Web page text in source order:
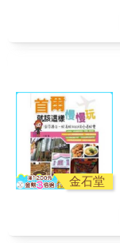
金石堂